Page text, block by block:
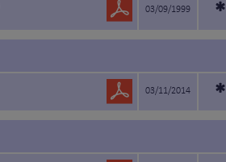
03/09/1999 *
03/11/2014 *